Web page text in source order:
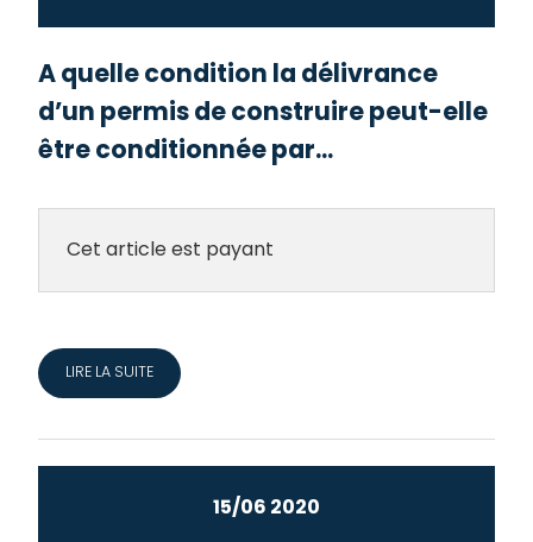
A quelle condition la délivrance
d’un permis de construire peut-elle
être conditionnée par...
Cet article est payant
LIRE LA SUITE
15/06 2020